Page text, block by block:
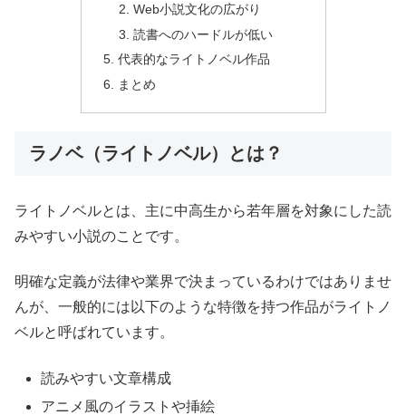
Web小説文化の広がり
読書へのハードルが低い
代表的なライトノベル作品
まとめ
ラノベ（ライトノベル）とは？
ライトノベルとは、主に中高生から若年層を対象にした読
みやすい小説のことです。
明確な定義が法律や業界で決まっているわけではありませ
んが、一般的には以下のような特徴を持つ作品がライトノ
ベルと呼ばれています。
読みやすい文章構成
アニメ風のイラストや挿絵